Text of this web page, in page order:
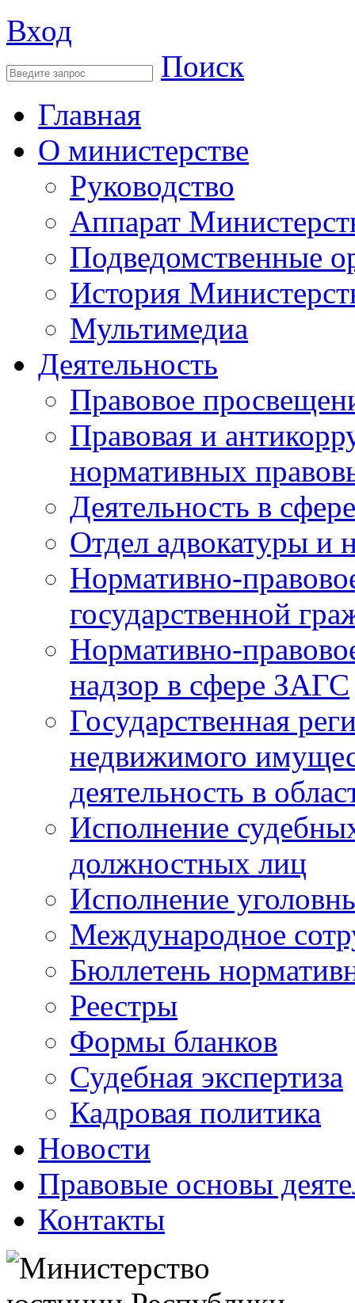
Вход
Поиск
Главная
О министерстве
Руководство
Аппарат
Подведомственные
История
Мультимедиа
Деятельность
Правовое
Правовая и
нормативных
Деятельность в
Отдел адвокатуры и
Нормативно-
государственной
Нормативно-
надзор в сфере ЗАГС
Государственная
недвижимого
деятельность в
Исполнение
должностных лиц
Исполнение
Международное
Бюллетень
Реестры
Формы бланков
Судебная экспертиза
Кадровая политика
Новости
Правовые основы
Контакты